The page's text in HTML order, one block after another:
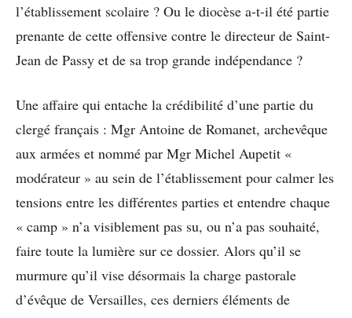
l’établissement scolaire ? Ou le diocèse a-t-il été partie
prenante de cette offensive contre le directeur de Saint-
Jean de Passy et de sa trop grande indépendance ?
Une affaire qui entache la crédibilité d’une partie du
clergé français : Mgr Antoine de Romanet, archevêque
aux armées et nommé par Mgr Michel Aupetit «
modérateur » au sein de l’établissement pour calmer les
tensions entre les différentes parties et entendre chaque
« camp » n’a visiblement pas su, ou n’a pas souhaité,
faire toute la lumière sur ce dossier. Alors qu’il se
murmure qu’il vise désormais la charge pastorale
d’évêque de Versailles, ces derniers éléments de